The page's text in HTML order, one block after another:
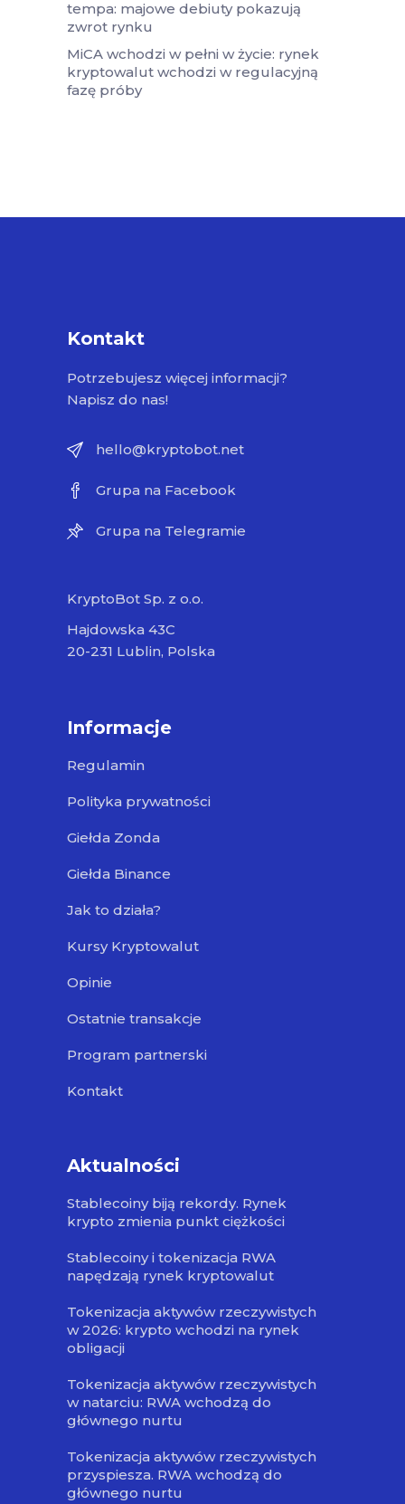
tempa: majowe debiuty pokazują
zwrot rynku
MiCA wchodzi w pełni w życie: rynek
kryptowalut wchodzi w regulacyjną
fazę próby
Kontakt
Potrzebujesz więcej informacji?
Napisz do nas!
hello@kryptobot.net
Grupa na Facebook
Grupa na Telegramie
KryptoBot Sp. z o.o.
Hajdowska 43C
20-231 Lublin, Polska
Informacje
Regulamin
Polityka prywatności
Giełda Zonda
Giełda Binance
Jak to działa?
Kursy Kryptowalut
Opinie
Ostatnie transakcje
Program partnerski
Kontakt
Aktualności
Stablecoiny biją rekordy. Rynek
krypto zmienia punkt ciężkości
Stablecoiny i tokenizacja RWA
napędzają rynek kryptowalut
Tokenizacja aktywów rzeczywistych
w 2026: krypto wchodzi na rynek
obligacji
Tokenizacja aktywów rzeczywistych
w natarciu: RWA wchodzą do
głównego nurtu
Tokenizacja aktywów rzeczywistych
przyspiesza. RWA wchodzą do
głównego nurtu